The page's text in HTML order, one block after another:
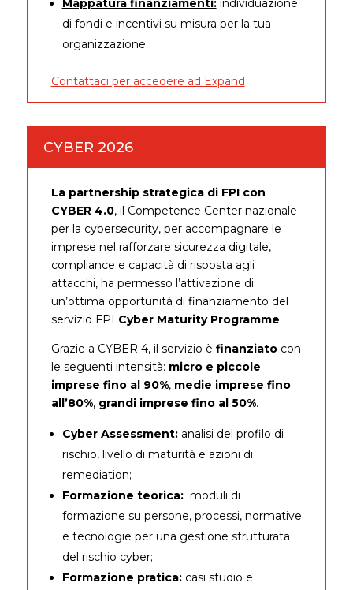
Mappatura finanziamenti:individuazione
di fondi e incentivi su misura per la tua
organizzazione.
Contattaci per accedere ad Expand
CYBER 2026
La partnership strategica di FPI con
CYBER 4.0, il Competence Center nazionale
per la cybersecurity, per accompagnare le
imprese nel rafforzare sicurezza digitale,
compliance e capacità di risposta agli
attacchi, ha permesso l’attivazione di
un’ottima opportunità di finanziamento del
servizio FPI Cyber Maturity Programme.
Grazie a CYBER 4, il servizio è finanziatocon
le seguenti intensità: micro e piccole
imprese fino al 90%, medie imprese fino
all’80%, grandi imprese fino al 50%.
Cyber Assessment:analisi del profilo di
rischio, livello di maturità e azioni di
remediation;
Formazione teorica:moduli di
formazione su persone, processi, normative
e tecnologie per una gestione strutturata
del rischio cyber;
Formazione pratica: casi studio e